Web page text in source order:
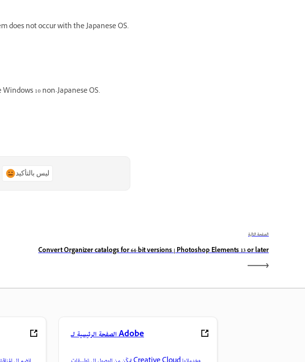
does not occur with the Japanese OS.
10 non-Japanese OS.
ليس بالتأكيد
الصفحة التالية
Convert Organizer catalogs for 64-bit versions | Photoshop Elements 13 or later
الصفحة الرئيسية لـ Adobe